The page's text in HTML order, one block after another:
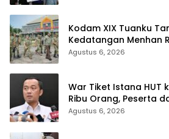
Kodam XIX Tuanku
Kedatangan Menhan
Yonif TP di Bengkalis
Agustus 6, 2026
War Tiket Istana HUT
Ribu Orang, Peserta
Negara
Agustus 6, 2026